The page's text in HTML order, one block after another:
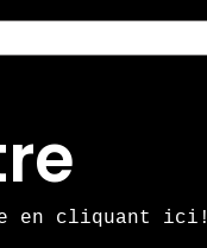
en cliquant ici!